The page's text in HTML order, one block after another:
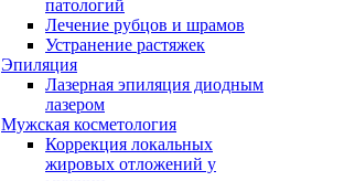
патологий
Лечение рубцов и шрамов
Устранение растяжек
Эпиляция
Лазерная эпиляция диодным
лазером
Мужская косметология
Коррекция локальных
жировых отложений у